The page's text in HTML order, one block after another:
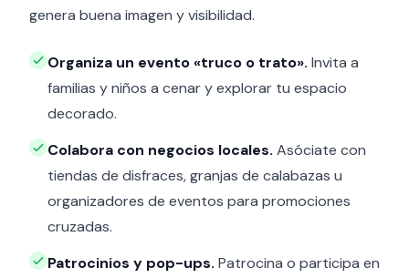
genera buena imagen y visibilidad.
Organiza un evento «truco o trato». Invita a
familias y niños a cenar y explorar tu espacio
decorado.
Colabora con negocios locales. Asóciate con
tiendas de disfraces, granjas de calabazas u
organizadores de eventos para promociones
cruzadas.
Patrocinios y pop-ups. Patrocina o participa en